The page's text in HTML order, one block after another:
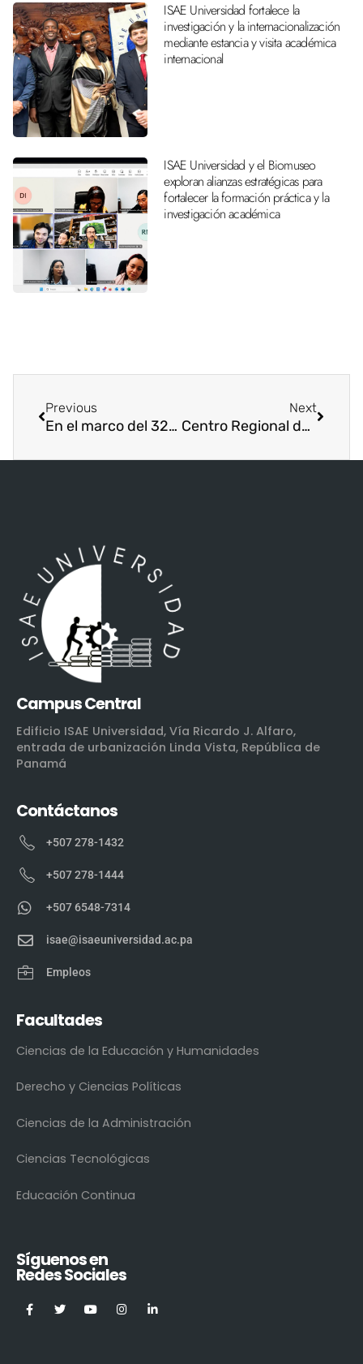
ISAE Universidad fortalece la
investigación y la internacionalización
mediante estancia y visita académica
internacional
ISAE Universidad y el Biomuseo
exploran alianzas estratégicas para
fortalecer la formación práctica y la
investigación académica
Previous
En el marco del 32° aniversario de ISAE Universidad, la Sede de Santiago llevó a cabo un seminario dirigido a estudiantes de la facultad de Derecho y Educación.
Next
Centro Regional de David conmemora los 32 años de ISAE Universidad mediante actividades educativas, recreativas y sociales.
Campus Central
Edificio ISAE Universidad, Vía Ricardo J. Alfaro,
entrada de urbanización Linda Vista, República de
Panamá
Contáctanos
+507 278-1432
+507 278-1444
+507 6548-7314
isae@isaeuniversidad.ac.pa
Empleos
Facultades
Ciencias de la Educación y Humanidades
Derecho y Ciencias Políticas
Ciencias de la Administración
Ciencias Tecnológicas
Educación Continua
Síguenos en
Redes Sociales